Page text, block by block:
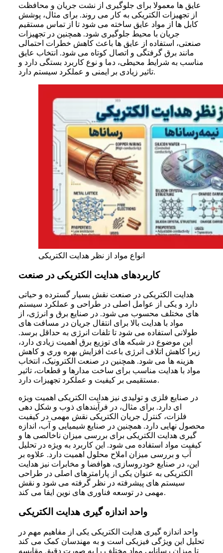
عایق ها معمولا برای جلوگیری از نشت جریان و محافظت
از تجهیزات الکتریکی به کار می روند. برای مثال، پوشش
کابل ها از مواد عایق ساخته می شود تا از تماس مستقیم
جریان با محیط جلوگیری شود. همچنین در تجهیزات
صنعتی، استفاده از عایق ها باعث کاهش خطرات احتمالی
مانند برق گرفتگی و اتصال کوتاه می شود. انتخاب عایق
مناسب به شرایط محیطی، دما و نوع کاربرد بستگی دارد و
تاثیر زیادی بر ایمنی و عملکرد سیستم دارد.
انواع مواد از نظر هدایت الکتریکی
کاربردهای هدایت الکتریکی در صنعت
هدایت الکتریکی در صنعت نقش بسیار گسترده و حیاتی
دارد و یکی از عوامل اصلی در طراحی و عملکرد سیستم
های مختلف محسوب می شود. در صنایع برق و انرژی، از
مواد با هدایت بالا برای انتقال جریان در مسافت های
طولانی استفاده می شود تا تلفات انرژی به حداقل برسد.
این موضوع در شبکه های توزیع برق اهمیت زیادی دارد،
زیرا کاهش اتلاف انرژی باعث افزایش بهره وری و کاهش
هزینه ها می شود. همچنین در صنعت الکترونیک، انتخاب
مواد با هدایت مناسب برای ساخت مدارها و قطعات، تاثیر
مستقیمی بر کیفیت و عملکرد تجهیزات دارد.
در صنایع فلزی و تولیدی نیز هدایت الکتریکی اهمیت ویژه
ای دارد. برای مثال، در فرآیندهای ذوب و شکل دهی
فلزات، کنترل جریان الکتریکی نقش مهمی در کیفیت
محصول نهایی دارد. همچنین در صنایع شیمیایی و آب، اندازه
گیری هدایت الکتریکی برای بررسی میزان ناخالصی ها و
کیفیت مواد استفاده می شود. این کاربرد به ویژه در تحلیل
آب و بررسی میزان املاح محلول اهمیت دارد. علاوه بر
این، در صنایع خودروسازی، هوافضا و مخابرات نیز هدایت
الکتریکی به عنوان یکی از پارامترهای اصلی در طراحی
سیستم های پیشرفته در نظر گرفته می شود و نقش
مهمی در توسعه فناوری های نوین ایفا می کند.
واحد اندازه گیری هدایت الکتریکی
واحد اندازه گیری هدایت الکتریکی یکی از مفاهیم مهم در
تحلیل این ویژگی فیزیکی است و به مهندسان کمک می کند
تا میزان رسانایی مواد مختلف را به صورت دقیق مقایسه